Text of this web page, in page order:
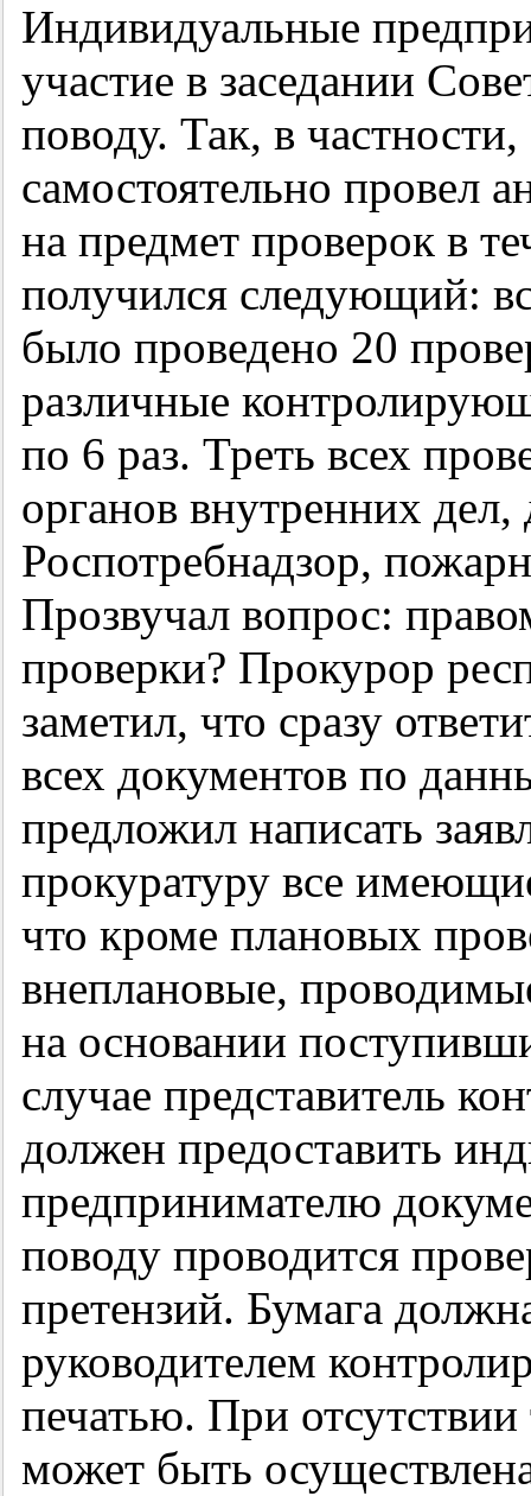
Индивидуальные
участие в заседании
поводу. Так, в
самостоятельно провел
на предмет проверок в
получился следующий:
было проведено 20
различные
по 6 раз. Треть всех
органов внутренних
Роспотребнадзор,
Прозвучал вопрос:
проверки? Прокурор
заметил, что сразу
всех документов по
предложил написать
прокуратуру все
что кроме плановых
внеплановые,
на основании
случае представитель
должен предоставить
предпринимателю
поводу проводится
претензий. Бумага
руководителем
печатью. При отсутствии
может быть